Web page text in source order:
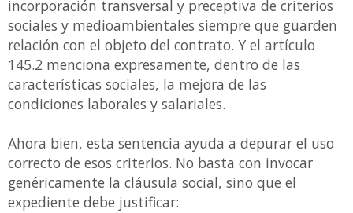
incorporación transversal y preceptiva de criterios
sociales y medioambientales siempre que guarden
relación con el objeto del contrato. Y el artículo
145.2 menciona expresamente, dentro de las
características sociales, la mejora de las
condiciones laborales y salariales.
Ahora bien, esta sentencia ayuda a depurar el uso
correcto de esos criterios. No basta con invocar
genéricamente la cláusula social, sino que el
expediente debe justificar: